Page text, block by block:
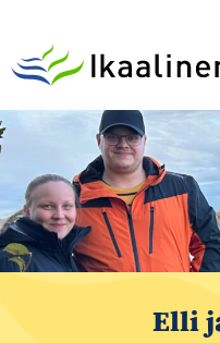
Elli